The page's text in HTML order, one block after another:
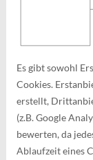
Es gibt sowohl
Cookies.
erstellt,
(z.B. Google
bewerten, da
Ablaufzeit eines